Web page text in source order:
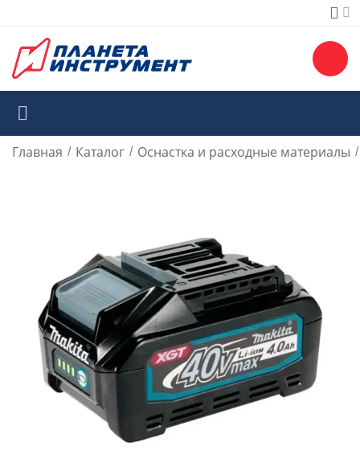
Главная / Каталог / Оснастка и расходные материалы /